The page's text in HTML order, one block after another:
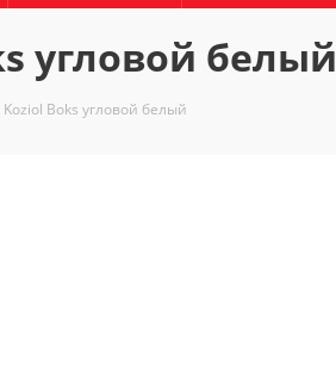
угловой белый
Boks угловой белый